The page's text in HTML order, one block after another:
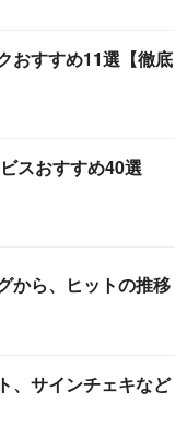
おすすめ11選【徹底
スおすすめ40選
から、ヒットの推移
、サインチェキなど